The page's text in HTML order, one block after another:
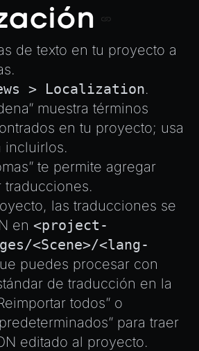
de texto en tu proyecto a
> Localization.
muestra términos
en tu proyecto; usa
incluirlos.
te permite agregar
traducciones.
las traducciones se
en <project-
<Scene>/<lang-
puedes procesar con
de traducción en la
todos” o
para traer
editado al proyecto.